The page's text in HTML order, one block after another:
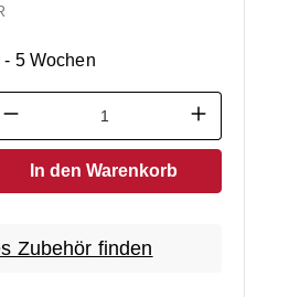
- 5 Wochen
Anzahl: Gib den
In den Warenkorb
Zubehör finden